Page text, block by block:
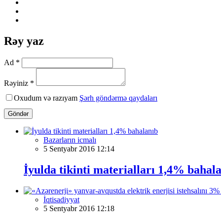
Rəy yaz
Ad *
Rəyiniz *
Oxudum və razıyam Şərh göndərmə qaydaları
Göndər
Bazarların icmalı
5 Sentyabr 2016 12:14
İyulda tikinti materialları 1,4%
İqtisadiyyat
5 Sentyabr 2016 12:18